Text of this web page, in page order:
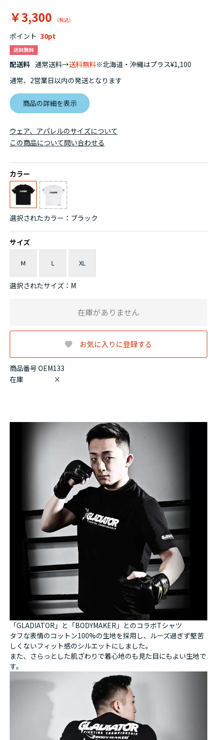
￥3,300
商品番号 OEM133
ポイント 30
在庫 ×
配送料 通常送料→送料無料※北海道・沖縄はプラス¥1,100
通常、2営業日以内の発送となります
商品の詳細を表示
ウェア、アパレルのサイズについて
カラー
選択されたカラー：ブラック
サイズ
M L XL
選択されたサイズ：M
お気に入りに登録する
在庫がありません
この商品について問い合わせる
「GLADIATOR」と「BODYMAKER」とのコラボTシャツ
タフな表情のコットン100%の生地を採用し、ルーズ過ぎず堅苦
しくないフィット感のシルエットにしました。
また、さらっとした肌ざわりで着心地のも見た目にもよい生地で
す。